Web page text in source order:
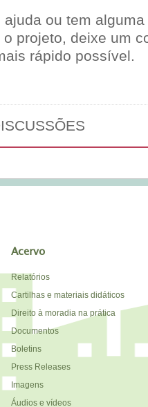
ou tem
projeto, deixe um
rápido possível.
Acervo
Relatórios
Cartilhas e materiais didáticos
Direito à moradia na prática
Documentos
Boletins
Press Releases
Imagens
Áudios e vídeos